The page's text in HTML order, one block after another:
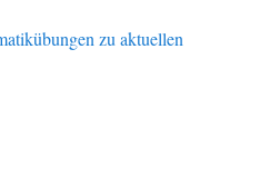
zu aktuellen